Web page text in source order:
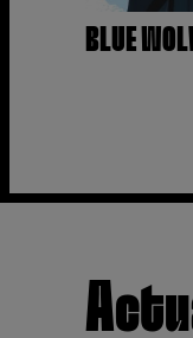
BLUE